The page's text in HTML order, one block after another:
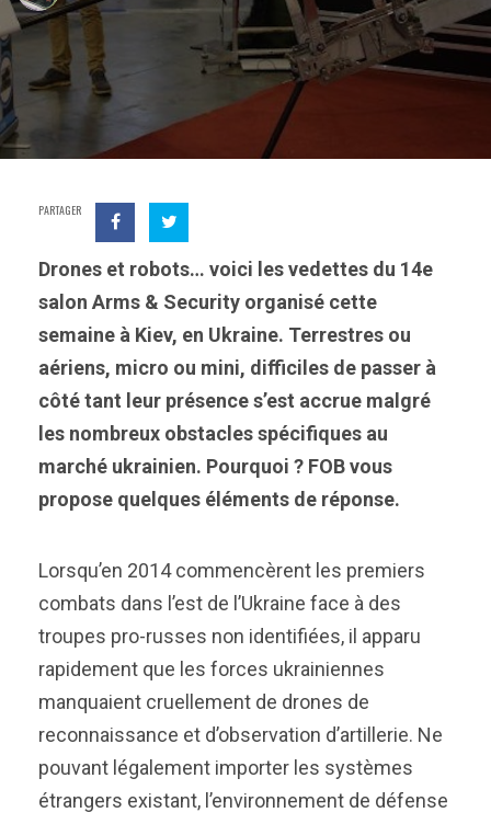
PARTAGER
Drones et robots… voici les vedettes du 14e
salon Arms & Security organisé cette
semaine à Kiev, en Ukraine. Terrestres ou
aériens, micro ou mini, difficiles de passer à
côté tant leur présence s’est accrue malgré
les nombreux obstacles spécifiques au
marché ukrainien. Pourquoi ? FOB vous
propose quelques éléments de réponse.
Lorsqu’en 2014 commencèrent les premiers
combats dans l’est de l’Ukraine face à des
troupes pro-russes non identifiées, il apparu
rapidement que les forces ukrainiennes
manquaient cruellement de drones de
reconnaissance et d’observation d’artillerie. Ne
pouvant légalement importer les systèmes
étrangers existant, l’environnement de défense